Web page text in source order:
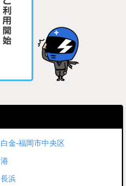
白金-福岡市中央区
港
長浜